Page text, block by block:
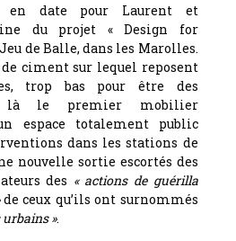
en date pour Laurent et
du projet « Design for
de Balle, dans les Marolles.
ciment sur lequel reposent
trop bas pour être des
là le premier mobilier
espace totalement public
dans les stations de
nouvelle sortie escortés des
des « actions de guérilla
de ceux qu’ils ont surnommés
urbains ».